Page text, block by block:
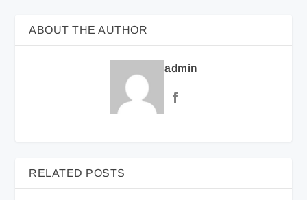
ABOUT THE AUTHOR
admin
RELATED POSTS